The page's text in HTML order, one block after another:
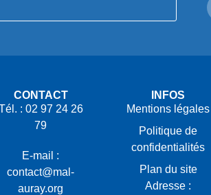
CONTACT
: 02 97 24 26
79
E-mail :
contact@mal-
auray.org
INFOS
Mentions légales
Politique de
confidentialités
Plan du site
Adresse :